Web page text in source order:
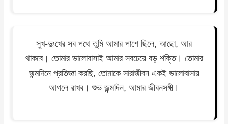
সুখ-দুঃখের সব পথে তুমি আমার পাশে ছিলে, আছো, আর
থাকবে। তোমার ভালোবাসাই আমার সবচেয়ে বড় শক্তি। তোমার
জন্মদিনে প্রতিজ্ঞা করছি, তোমাকে সারাজীবন একই ভালোবাসায়
আগলে রাখব। শুভ জন্মদিন, আমার জীবনসঙ্গী।